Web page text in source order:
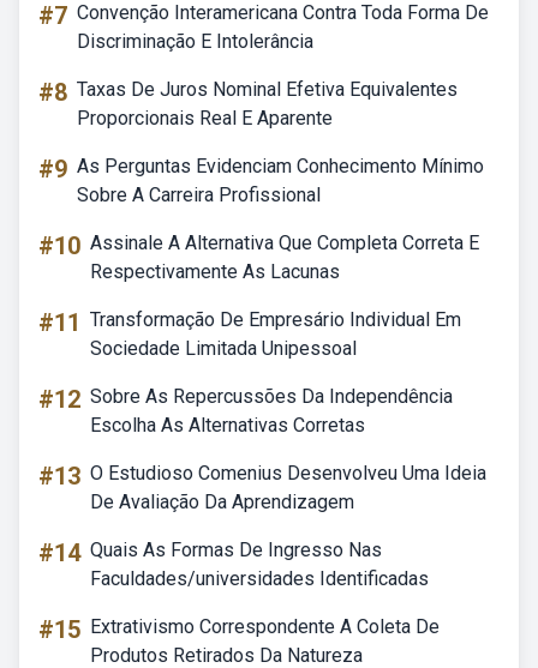
#7 Convenção Interamericana Contra Toda Forma De
Discriminação E Intolerância
#8 Taxas De Juros Nominal Efetiva Equivalentes
Proporcionais Real E Aparente
#9 As Perguntas Evidenciam Conhecimento Mínimo
Sobre A Carreira Profissional
#10 Assinale A Alternativa Que Completa Correta E
Respectivamente As Lacunas
#11 Transformação De Empresário Individual Em
Sociedade Limitada Unipessoal
#12 Sobre As Repercussões Da Independência
Escolha As Alternativas Corretas
#13 O Estudioso Comenius Desenvolveu Uma Ideia
De Avaliação Da Aprendizagem
#14 Quais As Formas De Ingresso Nas
Faculdades/universidades Identificadas
#15 Extrativismo Correspondente A Coleta De
Produtos Retirados Da Natureza